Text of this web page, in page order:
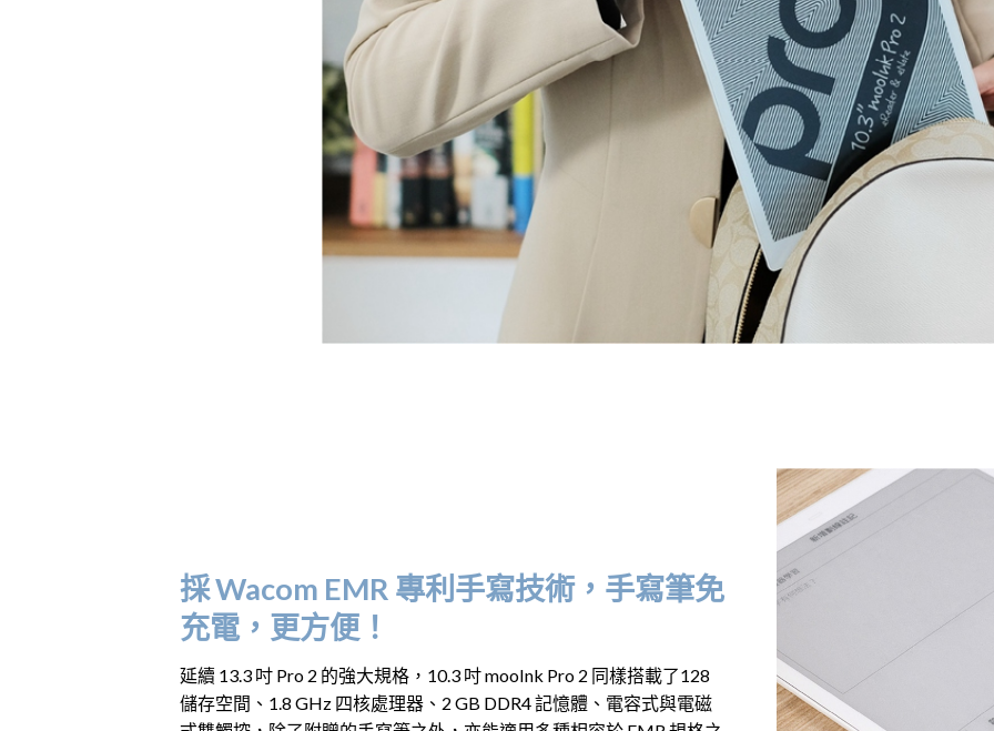
採 Wacom EMR 專利手寫技術，手寫筆免
充電，更方便！
延續 13.3 吋 Pro 2 的強大規格，10.3 吋 mooInk Pro 2 同樣搭載了128
儲存空間、1.8 GHz 四核處理器、2 GB DDR4 記憶體、電容式與電磁